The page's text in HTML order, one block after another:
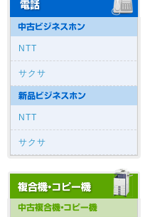
NTT
サクサ
NTT
サクサ